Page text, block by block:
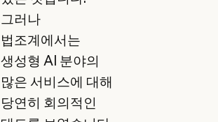
그러나
법조계에서는
생성형 AI 분야의
많은 서비스에 대해
당연히 회의적인